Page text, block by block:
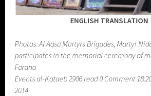
ENGLISH TRANSLATION
Photos: Al Aqsa Martyrs Brigades, Martyr
participates in the memorial ceremony of
Farana
Events al-Kataeb 2906 read 0 Comment
2014